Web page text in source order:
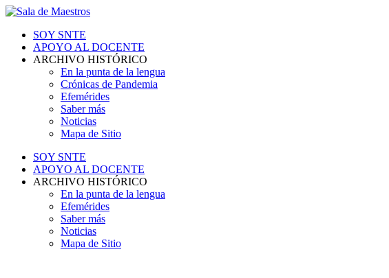
SOY SNTE
APOYO AL DOCENTE
ARCHIVO HISTÓRICO
En la punta de la lengua
Crónicas de Pandemia
Efemérides
Saber más
Noticias
Mapa de Sitio
SOY SNTE
APOYO AL DOCENTE
ARCHIVO HISTÓRICO
En la punta de la lengua
Efemérides
Saber más
Noticias
Mapa de Sitio